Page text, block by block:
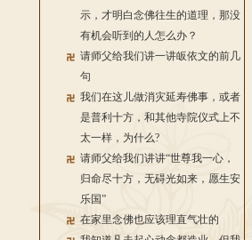
示，才明白念佛往生的道理，那没
有机会听到的人怎么办？
请师父给我们讲一讲皈依文的前几
句
我们在这儿做消灾延寿佛事，或者
是普利十方，和其他寺院仪式上不
太一样，为什么?
请师父给我们讲讲“世尊我一心，
归命尽十方，无碍光如来，愿生安
乐国”
在家里念佛也应该理直气壮的